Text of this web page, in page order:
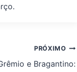
PRÓXIMO
e Bragantino: